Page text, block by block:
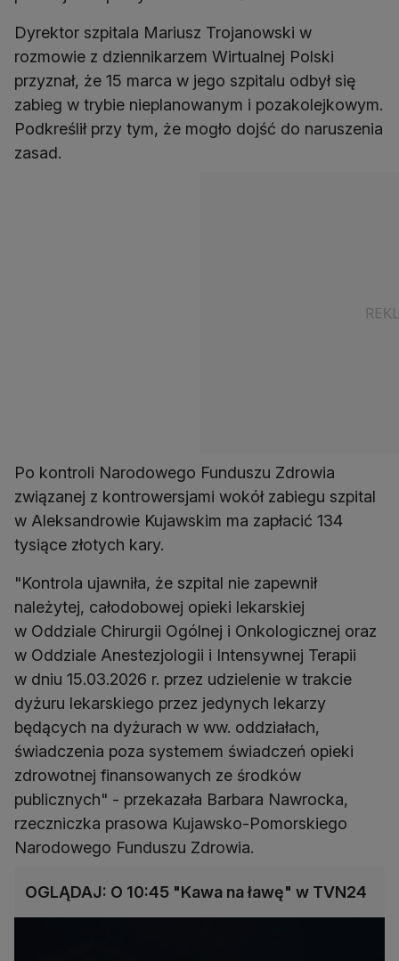
Dyrektor szpitala Mariusz Trojanowski w
rozmowie z dziennikarzem Wirtualnej Polski
przyznał, że 15 marca w jego szpitalu odbył się
zabieg w trybie nieplanowanym i pozakolejkowym.
Podkreślił przy tym, że mogło dojść do naruszenia
zasad.
Po kontroli Narodowego Funduszu Zdrowia
związanej z kontrowersjami wokół zabiegu szpital
w Aleksandrowie Kujawskim ma zapłacić 134
tysiące złotych kary.
"Kontrola ujawniła, że szpital nie zapewnił
należytej, całodobowej opieki lekarskiej
w Oddziale Chirurgii Ogólnej i Onkologicznej oraz
w Oddziale Anestezjologii i Intensywnej Terapii
w dniu 15.03.2026 r. przez udzielenie w trakcie
dyżuru lekarskiego przez jedynych lekarzy
będących na dyżurach w ww. oddziałach,
świadczenia poza systemem świadczeń opieki
zdrowotnej finansowanych ze środków
publicznych" - przekazała Barbara Nawrocka,
rzeczniczka prasowa Kujawsko-Pomorskiego
Narodowego Funduszu Zdrowia.
OGLĄDAJ: O 10:45 "Kawa na ławę" w TVN24